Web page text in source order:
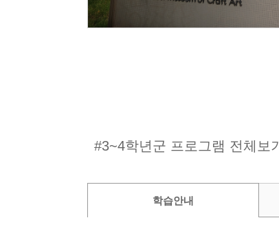
#3~4학년군 프로그램 전체보기
학습안내